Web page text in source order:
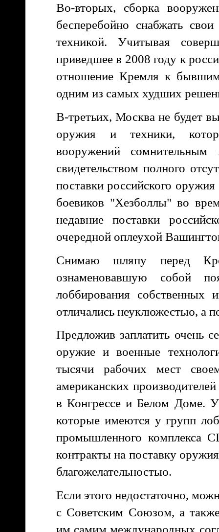
Во-вторых, сборка
бесперебойно снабжать
техникой. Учитывая
приведшее в 2008 году к
отношение Кремля к бывшим
одним из самых худших
В-третьих, Москва не будет
оружия и техники,
вооружений сомнительным
свидетельством полного
поставки российского
боевиков "Хезболлы" во
недавние поставки
очередной оплеухой
Снимаю шляпу перед
ознаменовавшую собой
лоббирования собственных
отличались неуклюжестью, а
Предложив заплатить очень
оружие и военные
тысячи рабочих мест
американских
в Конгрессе и Белом Доме.
которые имеются у групп
промышленного
контракты на поставку
благожелательностью.
Если этого недостаточно,
с Советским Союзом, а